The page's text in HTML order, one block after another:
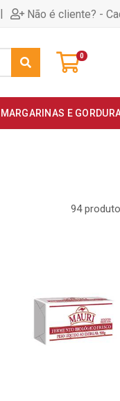
| Não é cliente? -
0
MARGARINAS E
94